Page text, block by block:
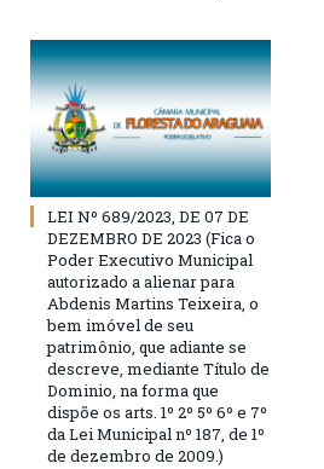
LEI Nº 689/2023, DE 07 DE
DEZEMBRO DE 2023 (Fica o
Poder Executivo Municipal
autorizado a alienar para
Abdenis Martins Teixeira, o
bem imóvel de seu
patrimônio, que adiante se
descreve, mediante Título de
Dominio, na forma que
dispõe os arts. 1º 2º 5º 6º e 7º
da Lei Municipal nº 187, de 1º
de dezembro de 2009.)